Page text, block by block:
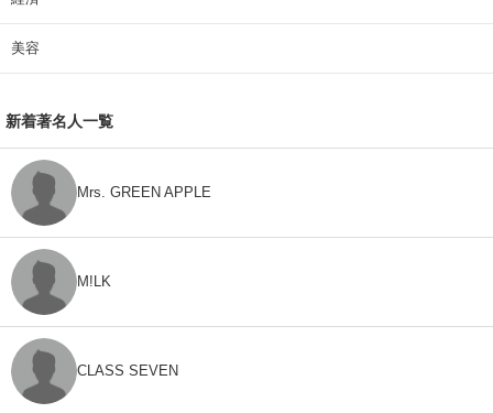
美容
新着著名人一覧
Mrs. GREEN APPLE
M!LK
CLASS SEVEN